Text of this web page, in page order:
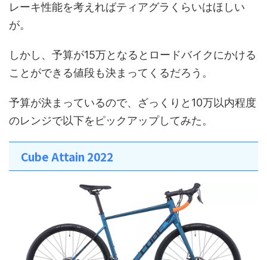
レーキ性能を考えればティアグラくらいはほしい
が。
しかし、予算が15万となるとロードバイクにかける
ことができる値段も決まってくるだろう。
予算が決まっているので、ざっくりと10万以内程度
のレンジで以下をピックアップしてみた。
Cube Attain 2022